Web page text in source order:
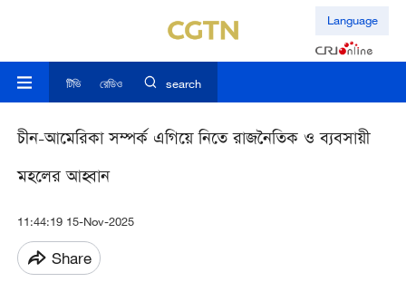
Language
টিভি রেডিও search
চীন-আমেরিকা সম্পর্ক এগিয়ে নিতে রাজনৈতিক ও ব্যবসায়ী
মহলের আহ্বান
11:44:19 15-Nov-2025
Share